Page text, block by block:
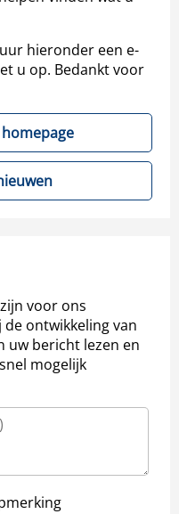
hieronder een e-
u op. Bedankt voor
voor ons
ontwikkeling van
uw bericht lezen en
mogelijk